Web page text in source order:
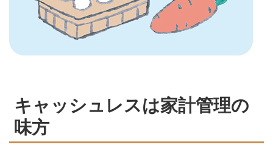
キャッシュレスは家計管理の
味方